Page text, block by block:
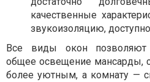
качественные
звукоизоляцию,
Все виды окон позволяют
общее освещение мансарды,
более уютным, а комнату —